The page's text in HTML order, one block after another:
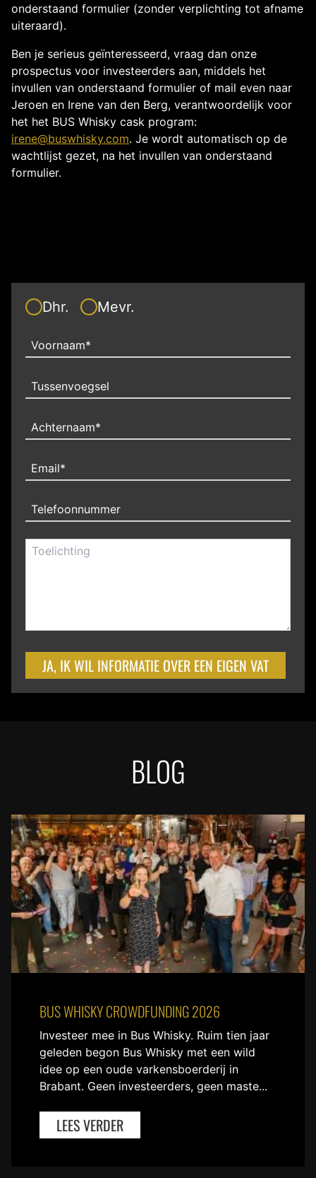
onderstaand formulier (zonder verplichting tot afname
uiteraard).
Ben je serieus geïnteresseerd, vraag dan onze
prospectus voor investeerders aan, middels het
invullen van onderstaand formulier of mail even naar
Jeroen en Irene van den Berg, verantwoordelijk voor
het het BUS Whisky cask program:
irene@buswhisky.com. Je wordt automatisch op de
wachtlijst gezet, na het invullen van onderstaand
formulier.
Dhr. Mevr.
JA, IK WIL INFORMATIE OVER EEN EIGEN VAT
BLOG
BUS WHISKY CROWDFUNDING 2026
Investeer mee in Bus Whisky. Ruim tien jaar
geleden begon Bus Whisky met een wild
idee op een oude varkensboerderij in
Brabant. Geen investeerders, geen maste...
LEES VERDER